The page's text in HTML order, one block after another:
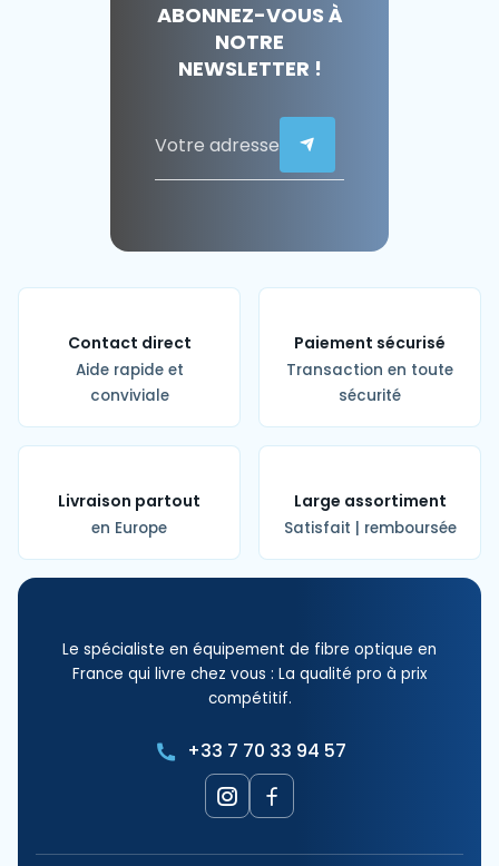
ABONNEZ-VOUS À
NOTRE
NEWSLETTER !
Contact direct
Aide rapide et
conviviale
Paiement sécurisé
Transaction en toute
sécurité
Livraison partout
en Europe
Large assortiment
Satisfait | remboursée
Le spécialiste en équipement de fibre optique en
France qui livre chez vous : La qualité pro à prix
compétitif.
+33 7 70 33 94 57